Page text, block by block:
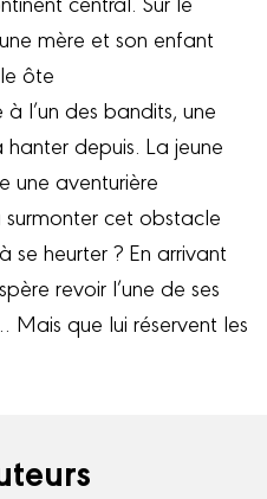
mère et son enfant
ôte
l’un des bandits, une
depuis. La jeune
une aventurière
cet obstacle
se heurter ? En arrivant
revoir l’une de ses
Mais que lui réservent les